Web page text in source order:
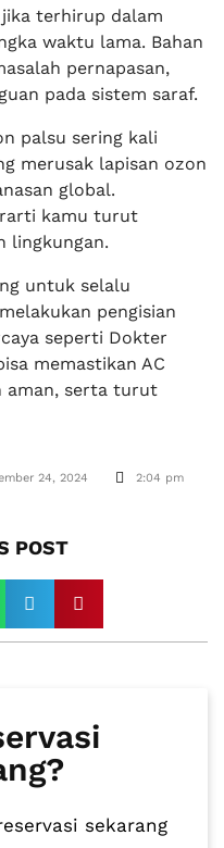
terhirup dalam
waktu lama. Bahan
pernapasan,
pada sistem saraf.
palsu sering kali
merusak lapisan ozon
global.
kamu turut
lingkungan.
untuk selalu
pengisian
seperti Dokter
memastikan AC
aman, serta turut
24, 2024 2:04 pm
POST​
sekarang